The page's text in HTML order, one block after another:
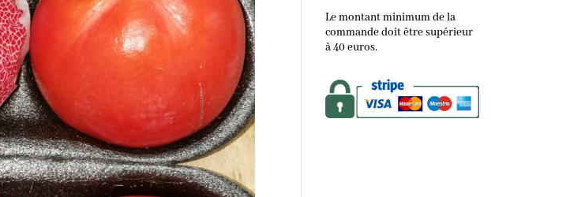
Le montant minimum de la
commande doit être supérieur
à 40 euros.